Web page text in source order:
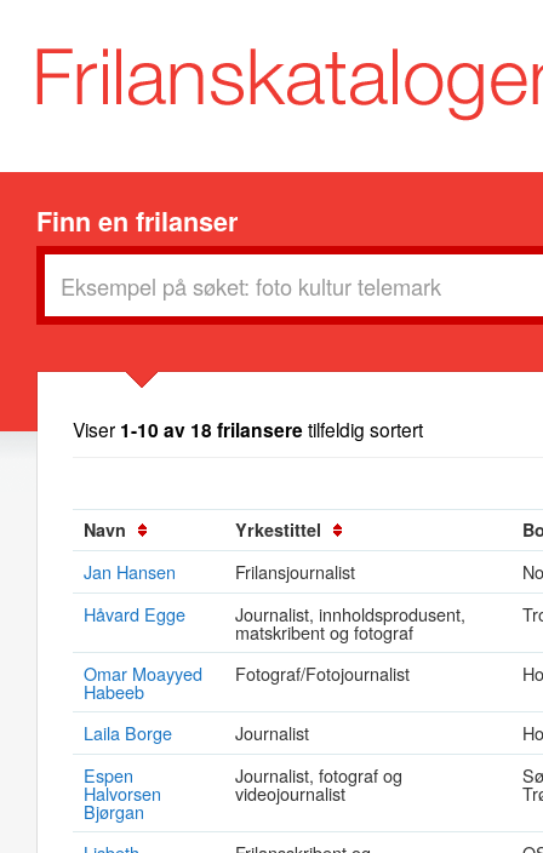
Finn en frilanser
Viser 1-10 av 18 frilanseretilfeldig sortert
Navn Yrkestittel
Jan Hansen Frilansjournalist
Håvard Egge
Journalist, innholdsprodusent,
matskribent og fotograf
Omar Moayyed
Habeeb
Fotograf/Fotojournalist
Laila Borge Journalist
Espen
Halvorsen
Bjørgan
Journalist, fotograf og
videojournalist